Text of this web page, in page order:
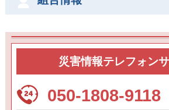
災害情報テレフォン
050-1808-9118